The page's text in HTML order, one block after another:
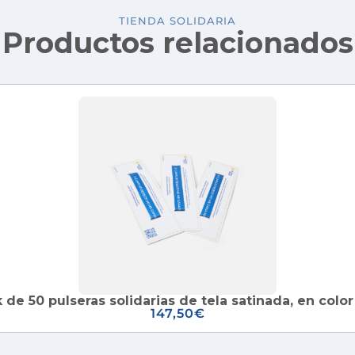
TIENDA SOLIDARIA
Productos relacionados
de 50 pulseras solidarias de tela satinada, en
147,50€